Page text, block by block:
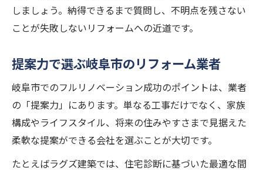
しましょう。納得できるまで質問し、不明点を残さない
ことが失敗しないリフォームへの近道です。
提案力で選ぶ岐阜市のリフォーム業者
岐阜市でのフルリノベーション成功のポイントは、業者
の「提案力」にあります。単なる工事だけでなく、家族
構成やライフスタイル、将来の住みやすさまで見据えた
柔軟な提案ができる会社を選ぶことが大切です。
たとえばラグズ建築では、住宅診断に基づいた最適な間